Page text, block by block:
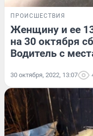
ПРОИСШЕСТВИЯ
Женщину и ее
на 30 октября
Водитель с
30 октября, 2022, 13:07